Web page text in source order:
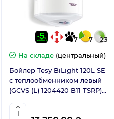
7 7 23
На складе (центральный)
Бойлер Tesy BiLight 120L SE
с теплообменником левый
(GCVS (L) 1204420 B11 TSRP)